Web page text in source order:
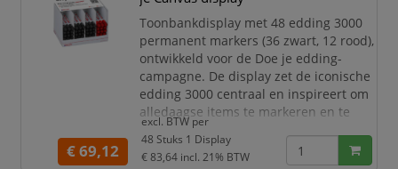
Toonbankdisplay met 48 edding 3000
permanent markers (36 zwart, 12 rood),
ontwikkeld voor de Doe je edding-
campagne. De display zet de iconische
edding 3000 centraal en inspireert om
alledaagse items te markeren en te
personaliseren.
Specificaties:
€ 69,12
excl. BTW per
48 Stuks 1 Display
€ 83,64 incl. 21% BTW